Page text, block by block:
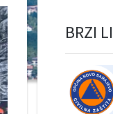
BRZI